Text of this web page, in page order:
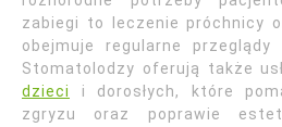
zabiegi to leczenie próchnicy
obejmuje regularne
Stomatolodzy oferują także
dzieci
i dorosłych, które
zgryzu oraz poprawie